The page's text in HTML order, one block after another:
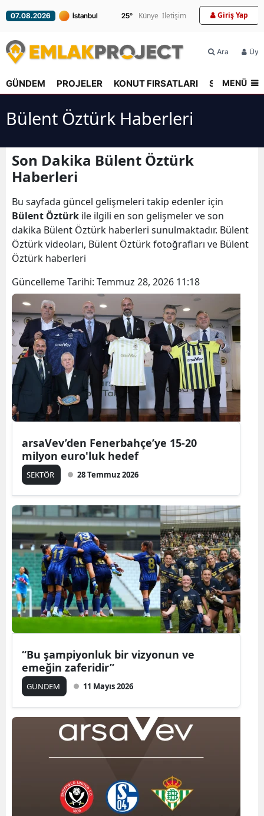
07.08.2026 25° Künye İletişim Giriş Yap
Ara
GÜNDEM PROJELER KONUT FIRSATLARI SEKTÖR
MENÜ
Bülent Öztürk Haberleri
Son Dakika Bülent Öztürk
Haberleri
Bu sayfada güncel gelişmeleri takip edenler için
Bülent Öztürk ile ilgili en son gelişmeler ve son
dakika Bülent Öztürk haberleri sunulmaktadır. Bülent
Öztürk videoları, Bülent Öztürk fotoğrafları ve Bülent
Öztürk haberleri
Güncelleme Tarihi: Temmuz 28, 2026 11:18
arsaVev’den Fenerbahçe’ye 15-20
milyon euro'luk hedef
SEKTÖR 28 Temmuz 2026
“Bu şampiyonluk bir vizyonun ve
emeğin zaferidir”
GÜNDEM 11 Mayıs 2026